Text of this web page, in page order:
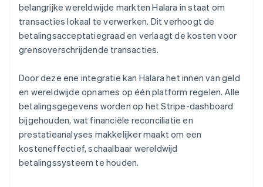
belangrijke wereldwijde markten Halara in staat om
transacties lokaal te verwerken. Dit verhoogt de
betalingsacceptatiegraad en verlaagt de kosten voor
grensoverschrijdende transacties.
Door deze ene integratie kan Halara het innen van geld
en wereldwijde opnames op één platform regelen. Alle
betalingsgegevens worden op het Stripe-dashboard
bijgehouden, wat financiële reconciliatie en
prestatieanalyses makkelijker maakt om een
kosteneffectief, schaalbaar wereldwijd
betalingssysteem te houden.